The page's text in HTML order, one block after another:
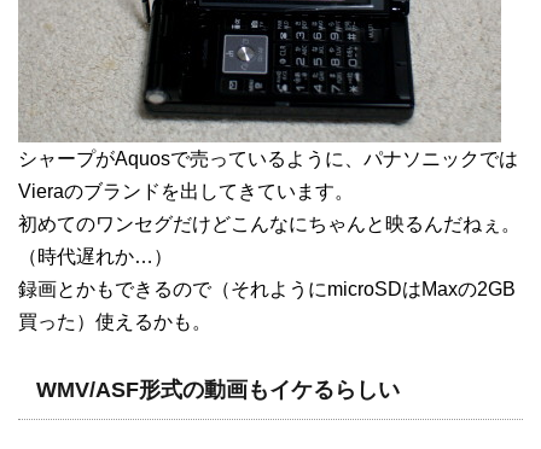
シャープがAquosで売っているように、パナソニックでは
Vieraのブランドを出してきています。
初めてのワンセグだけどこんなにちゃんと映るんだねぇ。
（時代遅れか…）
録画とかもできるので（それようにmicroSDはMaxの2GB
買った）使えるかも。
WMV/ASF形式の動画もイケるらしい